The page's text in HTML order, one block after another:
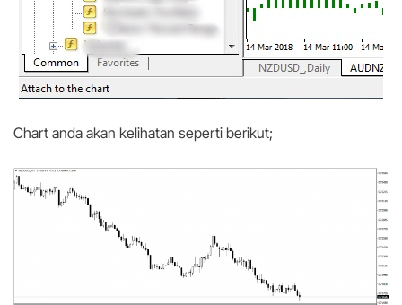
Chart anda akan kelihatan seperti berikut;